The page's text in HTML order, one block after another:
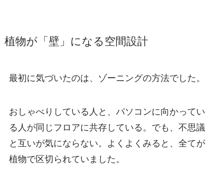
植物が「壁」になる空間設計
最初に気づいたのは、ゾーニングの方法でした。
おしゃべりしている人と、パソコンに向かってい
る人が同じフロアに共存している。でも、不思議
と互いが気にならない。よくよくみると、全てが
植物で区切られていました。